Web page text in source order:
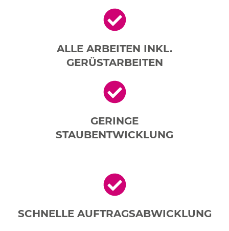
ALLE ARBEITEN INKL.
GERÜSTARBEITEN
GERINGE
STAUBENTWICKLUNG
SCHNELLE AUFTRAGSABWICKLUNG